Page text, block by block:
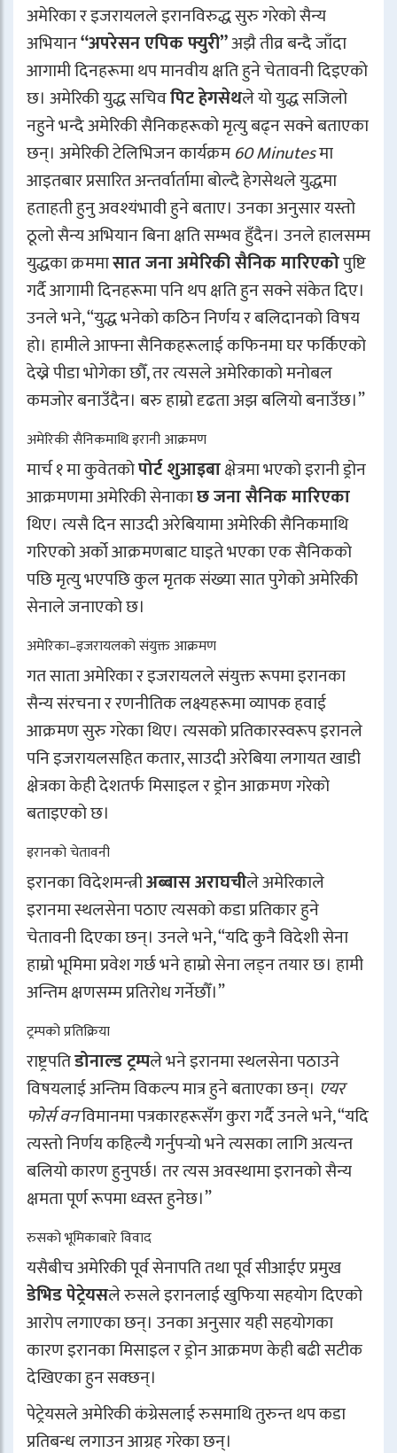
अमेरिका र इजरायलले इरानविरुद्ध सुरु गरेको सैन्य
अभियान“अपरेसन एपिक फ्युरी”अझै तीव्र बन्दै जाँदा
आगामी दिनहरूमा थप मानवीय क्षति हुने चेतावनी दिइएको
छ। अमेरिकी युद्ध सचिवपिट हेगसेथले यो युद्ध सजिलो
नहुने भन्दै अमेरिकी सैनिकहरूको मृत्यु बढ्न सक्ने बताएका
छन्। अमेरिकी टेलिभिजन कार्यक्रम60 Minutesमा
आइतबार प्रसारित अन्तर्वार्तामा बोल्दै हेगसेथले युद्धमा
हताहती हुनु अवश्यंभावी हुने बताए। उनका अनुसार यस्तो
ठूलो सैन्य अभियान बिना क्षति सम्भव हुँदैन। उनले हालसम्म
युद्धका क्रममासात जना अमेरिकी सैनिक मारिएकोपुष्टि
गर्दै आगामी दिनहरूमा पनि थप क्षति हुन सक्ने संकेत दिए।
उनले भने, “युद्ध भनेको कठिन निर्णय र बलिदानको विषय
हो। हामीले आफ्ना सैनिकहरूलाई कफिनमा घर फर्किएको
देख्ने पीडा भोगेका छौँ, तर त्यसले अमेरिकाको मनोबल
कमजोर बनाउँदैन। बरु हाम्रो दृढता अझ बलियो बनाउँछ।”
अमेरिकी सैनिकमाथि इरानी आक्रमण
मार्च १ मा कुवेतकोपोर्ट शुआइबाक्षेत्रमा भएको इरानी ड्रोन
आक्रमणमा अमेरिकी सेनाकाछ जना सैनिक मारिएका
थिए। त्यसै दिन साउदी अरेबियामा अमेरिकी सैनिकमाथि
गरिएको अर्को आक्रमणबाट घाइते भएका एक सैनिकको
पछि मृत्यु भएपछि कुल मृतक संख्या सात पुगेको अमेरिकी
सेनाले जनाएको छ।
अमेरिका–इजरायलको संयुक्त आक्रमण
गत साता अमेरिका र इजरायलले संयुक्त रूपमा इरानका
सैन्य संरचना र रणनीतिक लक्ष्यहरूमा व्यापक हवाई
आक्रमण सुरु गरेका थिए। त्यसको प्रतिकारस्वरूप इरानले
पनि इजरायलसहित कतार, साउदी अरेबिया लगायत खाडी
क्षेत्रका केही देशतर्फ मिसाइल र ड्रोन आक्रमण गरेको
बताइएको छ।
इरानको चेतावनी
इरानका विदेशमन्त्रीअब्बास अराघचीले अमेरिकाले
इरानमा स्थलसेना पठाए त्यसको कडा प्रतिकार हुने
चेतावनी दिएका छन्। उनले भने, “यदि कुनै विदेशी सेना
हाम्रो भूमिमा प्रवेश गर्छ भने हाम्रो सेना लड्न तयार छ। हामी
अन्तिम क्षणसम्म प्रतिरोध गर्नेछौँ।”
ट्रम्पको प्रतिक्रिया
राष्ट्रपतिडोनाल्ड ट्रम्पले भने इरानमा स्थलसेना पठाउने
विषयलाई अन्तिम विकल्प मात्र हुने बताएका छन्। एयर
फोर्स वनविमानमा पत्रकारहरूसँग कुरा गर्दै उनले भने, “यदि
त्यस्तो निर्णय कहिल्यै गर्नुपर्‍यो भने त्यसका लागि अत्यन्त
बलियो कारण हुनुपर्छ। तर त्यस अवस्थामा इरानको सैन्य
क्षमता पूर्ण रूपमा ध्वस्त हुनेछ।”
रुसको भूमिकाबारे विवाद
यसैबीच अमेरिकी पूर्व सेनापति तथा पूर्व सीआईए प्रमुख
डेभिड पेट्रेयसले रुसले इरानलाई खुफिया सहयोग दिएको
आरोप लगाएका छन्। उनका अनुसार यही सहयोगका
कारण इरानका मिसाइल र ड्रोन आक्रमण केही बढी सटीक
देखिएका हुन सक्छन्।
पेट्रेयसले अमेरिकी कंग्रेसलाई रुसमाथि तुरुन्त थप कडा
प्रतिबन्ध लगाउन आग्रह गरेका छन्।